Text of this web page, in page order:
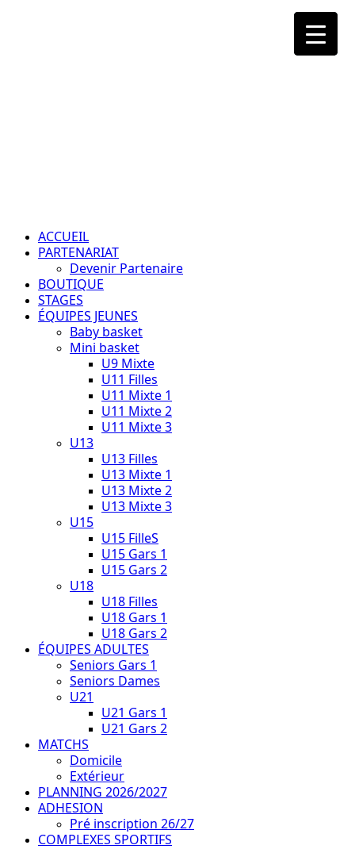
ACCUEIL
PARTENARIAT
Devenir Partenaire
BOUTIQUE
STAGES
ÉQUIPES JEUNES
Baby basket
Mini basket
U9 Mixte
U11 Filles
U11 Mixte 1
U11 Mixte 2
U11 Mixte 3
U13
U13 Filles
U13 Mixte 1
U13 Mixte 2
U13 Mixte 3
U15
U15 FilleS
U15 Gars 1
U15 Gars 2
U18
U18 Filles
U18 Gars 1
U18 Gars 2
ÉQUIPES ADULTES
Seniors Gars 1
Seniors Dames
U21
U21 Gars 1
U21 Gars 2
MATCHS
Domicile
Extérieur
PLANNING 2026/2027
ADHESION
Pré inscription 26/27
COMPLEXES SPORTIFS